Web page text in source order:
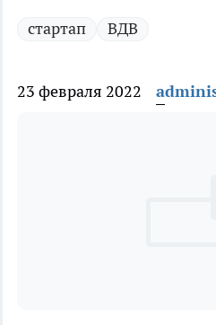
стартап ВДВ
23 февраля 2022